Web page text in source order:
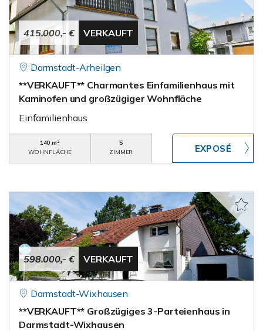
415.000,- € VERKAUFT
Darmstadt-Arheilgen
**VERKAUFT** Charmantes Einfamilienhaus mit
Kaminofen und großzügiger Wohnfläche
Einfamilienhaus
140 m²
WOHNFLÄCHE
5
ZIMMER
598.000,- € VERKAUFT
Darmstadt-Wixhausen
**VERKAUFT** Großzügiges 3-Parteienhaus in
Darmstadt-Wixhausen